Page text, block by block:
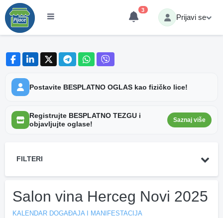
3
Prijavi se
Postavite BESPLATNO OGLAS kao fizičko lice!
Registrujte BESPLATNO TEZGU i
objavljujte oglase!
Saznaj više
FILTERI
Salon vina Herceg Novi 2025
KALENDAR DOGAĐAJA I MANIFESTACIJA